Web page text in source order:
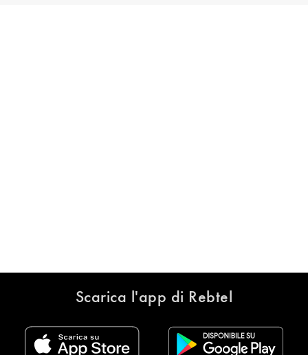
Scarica l'app di Rebtel